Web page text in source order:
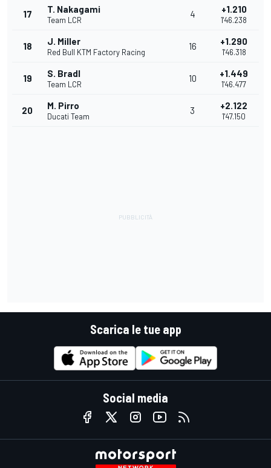
17 T. Nakagami
Team LCR
4 +1.210
1'46.238
18 J. Miller
Red Bull KTM Factory Racing
16 +1.290
1'46.318
19 S. Bradl
Team LCR
10 +1.449
1'46.477
20 M. Pirro
Ducati Team
3 +2.122
1'47.150
Scarica le tue app
Social media